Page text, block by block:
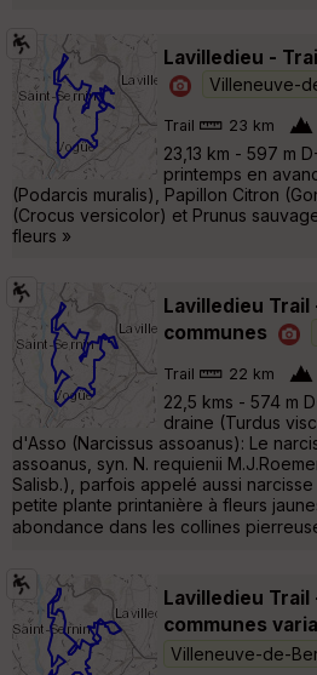
Lavilledieu -
Villeneuve-
Trail 23 km
23,13 km - 597 m
printemps en
(Podarcis muralis), Papillon Citron
(Crocus versicolor) et Prunus
fleurs »
Lavilledieu
communes
Trail 22 km
22,5 kms - 574 m
draine (Turdus
d'Asso (Narcissus assoanus): Le
assoanus, syn. N. requienii
Salisb.), parfois appelé aussi
petite plante printanière à fleurs
abondance dans les collines
Lavilledieu Trail
communes
Villeneuve-de-